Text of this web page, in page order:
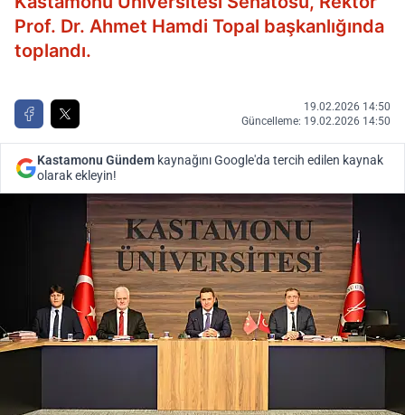
Prof. Dr. Ahmet Hamdi Topal başkanlığında
toplandı.
19.02.2026 14:50
Güncelleme: 19.02.2026 14:50
Kastamonu Gündem kaynağını Google'da tercih edilen kaynak
olarak ekleyin!